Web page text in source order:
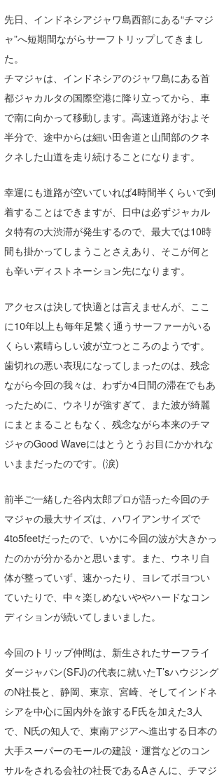
先日、インドネシアジャワ島西部にある“チマジ
ャ”へ短期間ながらサーフトリップしてきまし
た。
チマジャは、インドネシアのジャワ島にある首
都ジャカルタの国際空港に降り立ってから、車
で南に向かって移動します。高速道路がおよそ
半分で、途中からは細い田舎道と山間部のクネ
クネした山道を走り続けることになります。
幸運にも道路が空いていれば4時間半くらいで到
着することはできますが、日中は必ずジャカル
タ特有の大渋滞が発生するので、最大では10時
間も掛かってしまうことさえあり、そこが何と
も辛いディストネーション先になります。
アクセスは決して快適とは言えませんが、ここ
に10年以上も毎年足繁く通うサーファーがいる
くらい素晴らしい波が立つところのようです。
歯切れの悪い表現になってしまったのは、残念
ながら今回の我々は、わずか4日間の滞在でもあ
ったために、ウネリが強すぎて、また波が綺麗
にまとまることもなく、残念ながら本来のチマ
ジャのGood Waveにはとうとうお目にかかれな
いままだったのです。(涙)
前半ご一緒した谷内太郎プロが語った今回のチ
マジャの最大サイズは、ハワイアンサイズで
4to5feetだったので、いかに今回の波が大きかっ
たのかが分かるかと思います。また、ウネリ自
体が整っていず、速かったり、ヨレてボヨつい
ていたりで、中々楽しめないややハードなコン
ディションが続いてしまいました。
今回のトリップ仲間は、新生されたサーフライ
ダージャパン(SFJ)の代表に就いたT’sハウジング
のN社長と、静岡、東京、宮崎、そしてインドネ
シアを中心に国内外を旅するF氏を加えた3人
で、N氏の知人で、東南アジアへ進出する日本の
大手スーパーのモールの建設・運営などのコン
サルをされる会社の社長であるAさんに、チマジ
上條将美
SancheZ
ゴン
米山予報士
予報士 hiro.
banpaku
Mr.K
Romisea